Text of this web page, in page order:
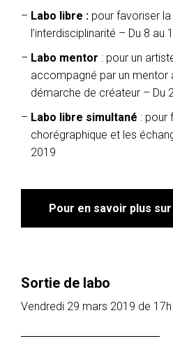
Labo libre : pour favoriser
l’interdisciplinarité – Du 8 au
Labo mentor : pour un
accompagné par un mentor
démarche de créateur – Du
Labo libre simultané : pour
chorégraphique et les
2019
Pour en savoir plus
Sortie de labo
Vendredi 29 mars 2019 de